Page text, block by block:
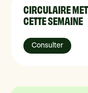
CIRCULAIRE
CETTE SEMAINE
Consulter